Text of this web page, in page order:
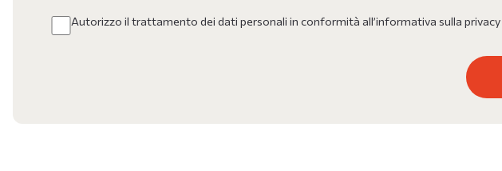
Autorizzo il trattamento dei dati personali in conformità all’informativa sulla